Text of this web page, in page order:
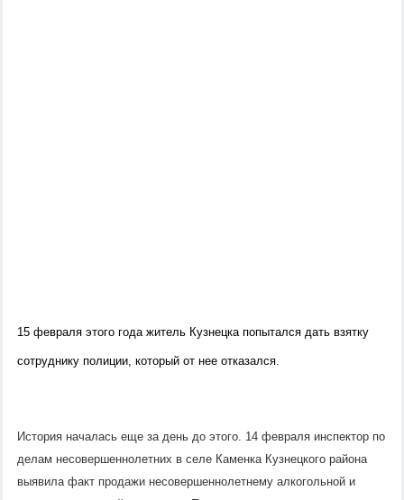
15 февраля этого года житель Кузнецка попытался дать взятку
сотруднику полиции, который от нее отказался.
История началась еще за день до этого. 14 февраля инспектор по
делам несовершеннолетних в селе Каменка Кузнецкого района
выявила факт продажи несовершеннолетнему алкогольной и